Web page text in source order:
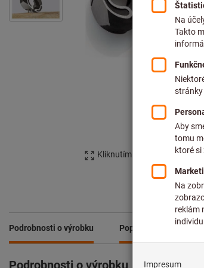
Kliknutím zväčšíte obrázok
Podrobnosti o výrobku Popis Súbory